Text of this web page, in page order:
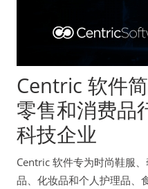
Centric 软件
零售和消费品
科技企业
Centric 软件专为时尚鞋服
品、化妆品和个人护理品、